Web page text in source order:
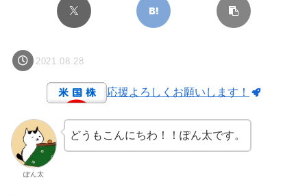
2021.08.28
応援よろしくお願いします！
ぽん太
どうもこんにちわ！！ぽん太です。